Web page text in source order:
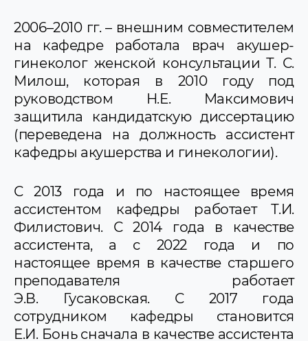
2006–2010 гг. – внешним совместителем
на кафедре работала врач акушер-
гинеколог женской консультации Т. С.
Милош, которая в 2010 году под
руководством Н.Е. Максимович
защитила кандидатскую диссертацию
(переведена на должность ассистент
кафедры акушерства и гинекологии).
С 2013 года и по настоящее время
ассистентом кафедры работает Т.И.
Филистович. С 2014 года в качестве
ассистента, а с 2022 года и по
настоящее время в качестве старшего
преподавателя работает
Э.В. Гусаковская. С 2017 года
сотрудником кафедры становится
Е.И. Бонь сначала в качестве ассистента